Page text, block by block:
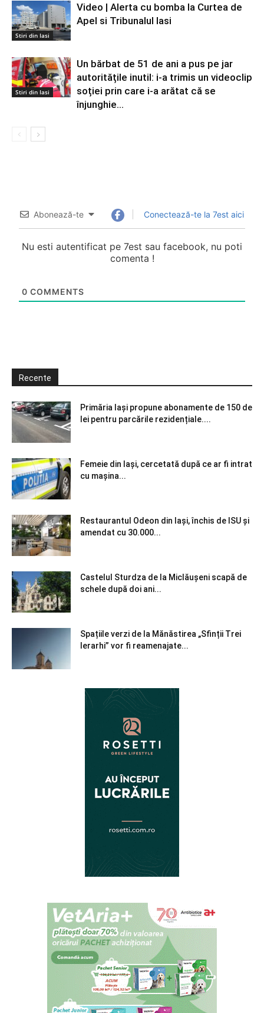
Stiri din Iasi
Video | Alerta cu bomba la Curtea de
Apel si Tribunalul Iasi
Stiri din Iasi
Un bărbat de 51 de ani a pus pe jar
autoritățile inutil: i-a trimis un videoclip
soției prin care i-a arătat că se
înjunghie...
Abonează-te Conectează-te la 7est aici
Nu esti autentificat pe 7est sau facebook, nu poti
comenta !
0 COMMENTS
Recente
Primăria Iași propune abonamente de 150 de
lei pentru parcările rezidențiale....
Femeie din Iași, cercetată după ce ar fi intrat
cu mașina...
Restaurantul Odeon din Iași, închis de ISU și
amendat cu 30.000...
Castelul Sturdza de la Miclăușeni scapă de
schele după doi ani...
Spațiile verzi de la Mănăstirea „Sfinții Trei
Ierarhi” vor fi reamenajate...